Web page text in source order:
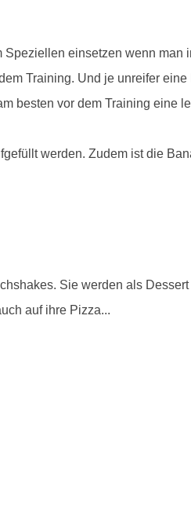
einsetzen wenn man
Training. Und je unreifer eine
besten vor dem Training eine
werden. Zudem ist die
Sie werden als
auf ihre Pizza...